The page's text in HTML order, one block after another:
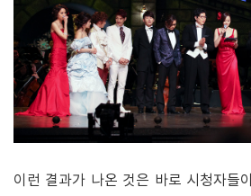
이런 결과가 나온 것은 바로 시청자들